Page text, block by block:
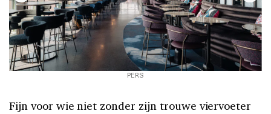
PERS
Fijn voor wie niet zonder zijn trouwe viervoeter